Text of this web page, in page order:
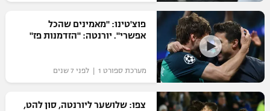
רשיון להקרנה פומבית לבית עסק
הצטרפות לחבילת הערוצים
לוח דרושים – ג'ובנט
תגיות
פוצ'טינו: "מאמינים שהכל
אפשרי". יורנטה: "הזדמנות פז"
מערכת ספורט 1 | לפני 7 שנים
צפו: שלושער ליורנטה, סון להט,